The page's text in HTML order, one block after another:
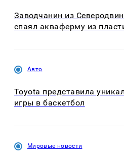
Заводчанин из
спаял акваферму из
Авто
Toyota представила
игры в баскетбол
Мировые новости